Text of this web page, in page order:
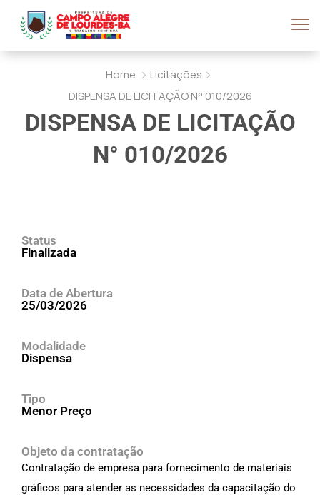
Home
Licitações
DISPENSA DE LICITAÇÃO N° 010/2026
DISPENSA DE LICITAÇÃO
N° 010/2026
Status
Finalizada
Data de Abertura
25/03/2026
Modalidade
Dispensa
Tipo
Menor Preço
Objeto da contratação
Contratação de empresa para fornecimento de materiais
gráficos para atender as necessidades da capacitação do